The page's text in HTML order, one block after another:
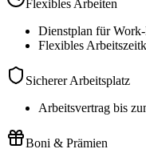
Flexibles Arbeiten
Dienstplan für
Flexibles
Sicherer Arbeitsplatz
Arbeitsvertrag bis
Boni & Prämien